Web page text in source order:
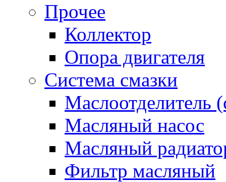
Прочее
Коллектор
Опора двигателя
Система смазки
Маслоотделитель
Масляный насос
Масляный
Фильтр масляный